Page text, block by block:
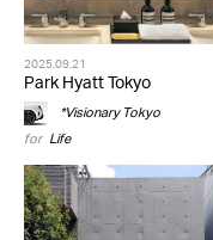
2025.09.21
Park Hyatt Tokyo
*Visionary Tokyo
for Life